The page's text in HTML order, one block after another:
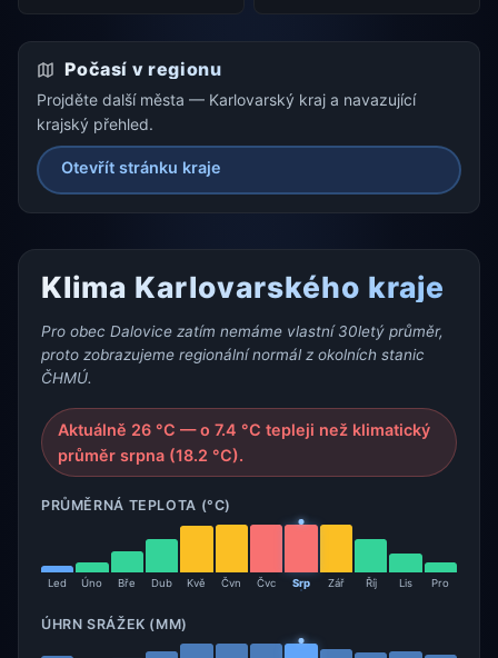
Počasí v regionu
Projděte další města — Karlovarský kraj a navazující
krajský přehled.
Otevřít stránku kraje
Klima Karlovarského kraje
Pro obec Dalovice zatím nemáme vlastní 30letý průměr,
proto zobrazujeme regionální normál z okolních stanic
ČHMÚ.
Aktuálně 26 °C — o 7.4 °C tepleji než klimatický
průměr srpna (18.2 °C).
PRŮMĚRNÁ TEPLOTA (°C)
Led Úno Bře Dub Kvě Čvn Čvc Srp Zář Říj Lis Pro
ÚHRN SRÁŽEK (MM)